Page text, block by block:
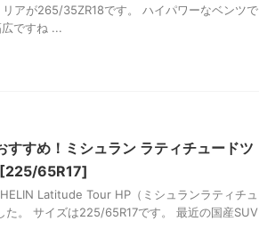
アが265/35ZR18です。 ハイパワーなベンツで
ですね ...
すすめ！ミシュラン ラティチュードツ
[225/65R17]
Latitude Tour HP（ミシュランラティチュ
た。 サイズは225/65R17です。 最近の国産SUV